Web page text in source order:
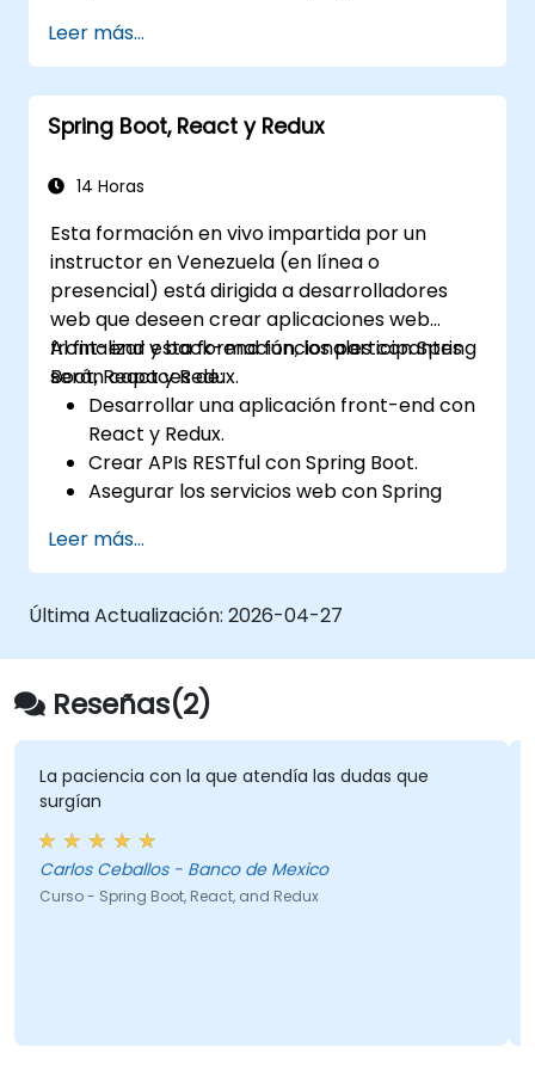
Docker en la contenedorización de
microservicios.
Configurar clústeres de Kubernetes para
implementar y orquestar microservicios.
Leer más...
Spring Boot, React y Redux
14 Horas
Esta formación en vivo impartida por un
instructor en Venezuela (en línea o
presencial) está dirigida a desarrolladores
web que deseen crear aplicaciones web
front-end y back-end funcionales con Spring
Boot, React y Redux.
Al finalizar esta formación, los participantes
serán capaces de:
Desarrollar una aplicación front-end con
React y Redux.
Crear APIs RESTful con Spring Boot.
Asegurar los servicios web con Spring
Leer más...
Última Actualización: 2026-04-27
Reseñas(2)
La paciencia con la que atendía las dudas que
surgían
Carlos Ceballos - Banco de Mexico
Curso - Spring Boot, React, and Redux